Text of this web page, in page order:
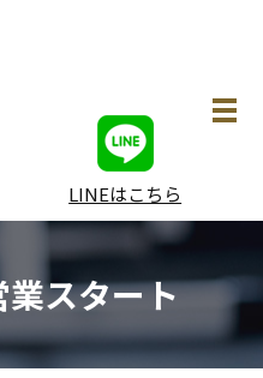
LINEはこちら
メ
スタート